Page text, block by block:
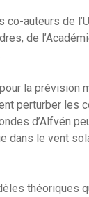
co-auteurs de
de
la prévision
perturber les
d’Alfvén
dans le vent
théoriques